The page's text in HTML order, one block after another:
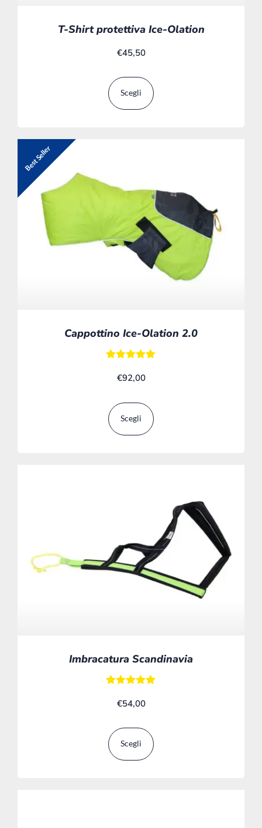
T-Shirt protettiva Ice-Olation
€45,50
Scegli
Cappottino Ice-Olation 2.0
5.00
€92,00
Scegli
Best Seller
Imbracatura Scandinavia
5.00
€54,00
Scegli